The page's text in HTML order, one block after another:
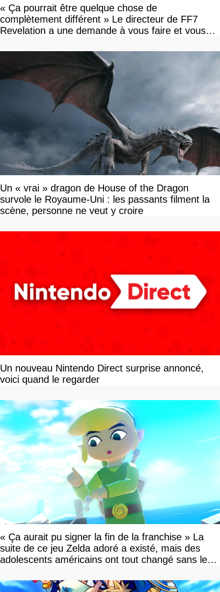
« Ça pourrait être quelque chose de
complètement différent » Le directeur de FF7
Revelation a une demande à vous faire et vous
Un « vrai » dragon de House of the Dragon
survole le Royaume-Uni : les passants filment la
scène, personne ne veut y croire
Un nouveau Nintendo Direct surprise annoncé,
voici quand le regarder
« Ça aurait pu signer la fin de la franchise » La
suite de ce jeu Zelda adoré a existé, mais des
adolescents américains ont tout changé sans le